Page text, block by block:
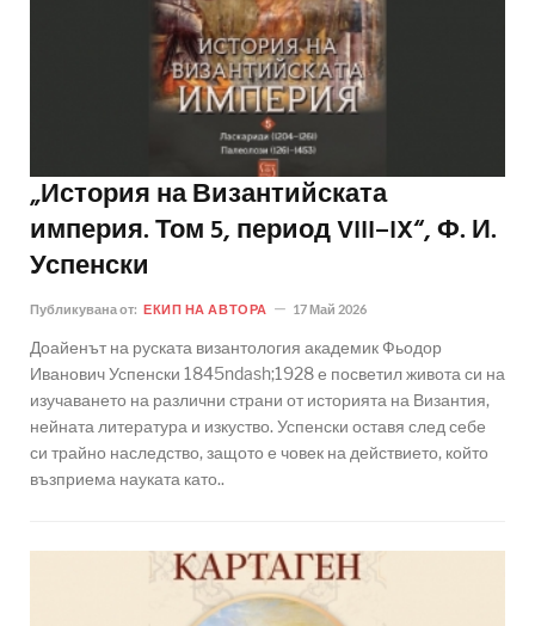
„История на Византийската
империя. Том 5, период VIII–IX“, Ф. И.
Успенски
Публикувана от: ЕКИП НА АВТОРА 17 Май 2026
Доайенът на руската византология академик Фьодор
Иванович Успенски 1845ndash;1928 е посветил живота си на
изучаването на различни страни от историята на Византия,
нейната литература и изкуство. Успенски оставя след себе
си трайно наследство, защото е човек на действието, който
възприема науката като..